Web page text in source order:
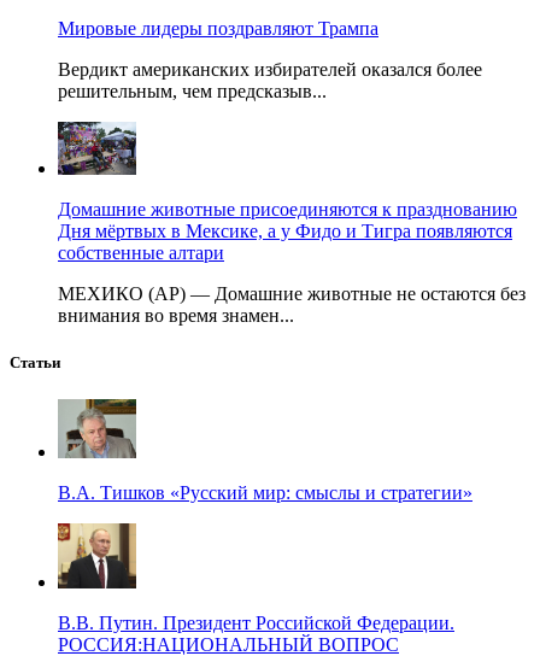
Мировые лидеры поздравляют Трампа
Вердикт американских избирателей оказался более
решительным, чем предсказыв...
Домашние животные присоединяются к празднованию
Дня мёртвых в Мексике, а у Фидо и Тигра появляются
собственные алтари
МЕХИКО (AP) — Домашние животные не остаются без
внимания во время знамен...
Статьи
В.А. Тишков «Русский мир: смыслы и стратегии»
В.В. Путин. Президент Российской Федерации.
РОССИЯ:НАЦИОНАЛЬНЫЙ ВОПРОС